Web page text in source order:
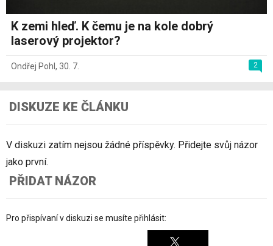
K zemi hleď. K čemu je na kole dobrý
laserový projektor?
2
Ondřej Pohl , 30. 7.
DISKUZE KE ČLÁNKU
V diskuzi zatím nejsou žádné příspěvky. Přidejte svůj názor
jako první.
PŘIDAT NÁZOR
Pro přispívaní v diskuzi se musíte přihlásit: